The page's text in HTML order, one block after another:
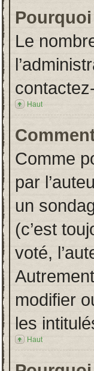
Le
Haut
Comme
par
un
(c’est
voté,
modifier
les
Haut